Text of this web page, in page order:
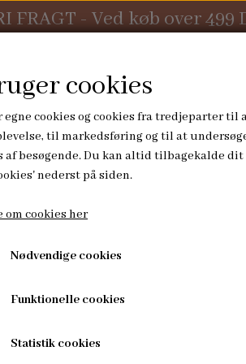
FRAGT - Ved køb over 499
PUSLETID
PUSLEUNDERLAG
Sleeves Computer Sleeve 14"
Computer
blomster
cookies
egne cookies og cookies fra tredjeparter til
til markedsføring og til at
af besøgende. Du kan altid tilbagekalde
nederst på siden.
om cookies her
Nødvendige cookies
Funktionelle cookies
Statistik cookies